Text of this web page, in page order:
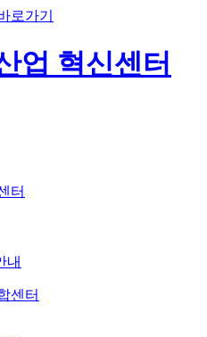
로가기
업 혁신센터
터
내
센터